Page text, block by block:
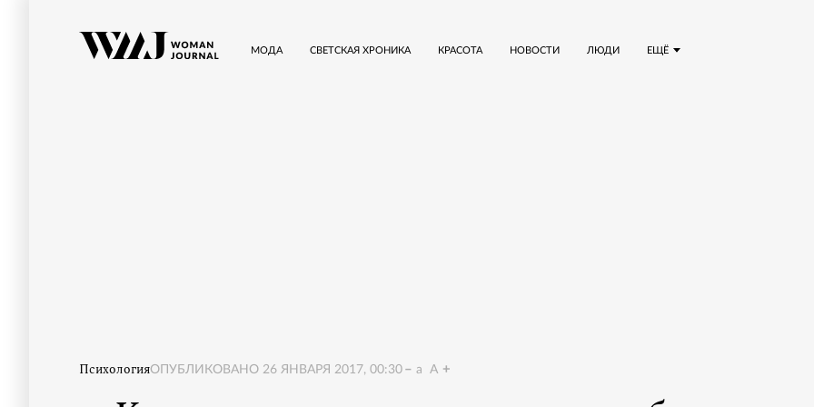
ЕЩЁ
МОДА СВЕТСКАЯ ХРОНИКА КРАСОТА НОВОСТИ ЛЮДИ
ПсихологияОПУБЛИКОВАНО 26 ЯНВАРЯ 2017, 00:30 a A